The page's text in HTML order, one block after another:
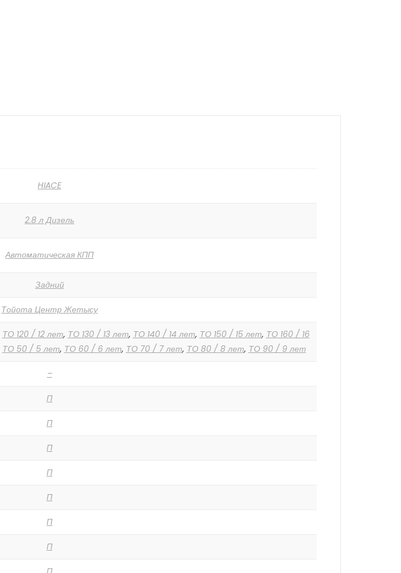
HIACE
2.8 л Дизель
Автоматическая КПП
Задний
Тойота Центр Жетысу
ТО 120 / 12 лет, ТО 130 / 13 лет, ТО 140 / 14 лет, ТО 150 / 15 лет, ТО 160 / 16
ТО 50 / 5 лет, ТО 60 / 6 лет, ТО 70 / 7 лет, ТО 80 / 8 лет, ТО 90 / 9 лет
–
П
П
П
П
П
П
П